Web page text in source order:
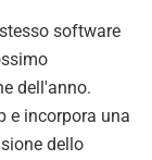
software
dell'anno.
e incorpora una
dello